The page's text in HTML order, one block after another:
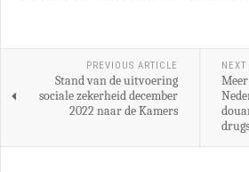
PREVIOUS ARTICLE
Stand van de uitvoering
sociale zekerheid december
2022 naar de Kamers